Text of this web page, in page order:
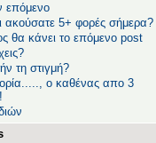
επόμενο
ακούσατε 5+ φορές σήμερα?
θα κάνει το επόμενο post
τη στιγμή?
ο καθένας απο 3